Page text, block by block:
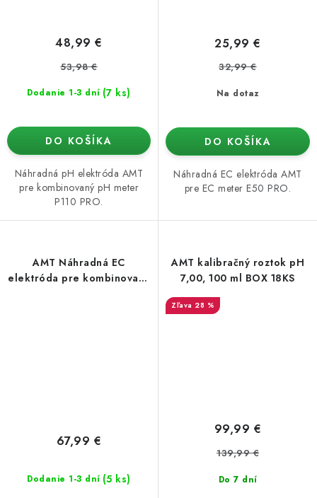
Dodanie 1-3 dní (7 ks)
48,99 €
53,98 €
DO KOŠÍKA
Náhradná pH elektróda AMT
pre kombinovaný pH meter
P110 PRO.
Na dotaz
25,99 €
32,99 €
DO KOŠÍKA
Náhradná EC elektróda AMT
pre EC meter E50 PRO.
AMT Náhradná EC
elektróda pre kombinovaný
Dodanie 1-3 dní (5 ks)
67,99 €
AMT kalibračný roztok pH
7,00, 100 ml BOX 18KS
28 %
Do 7 dní
99,99 €
139,99 €